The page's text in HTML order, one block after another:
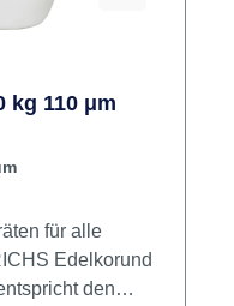
kg 110 μm
für alle
Edelkorund
den